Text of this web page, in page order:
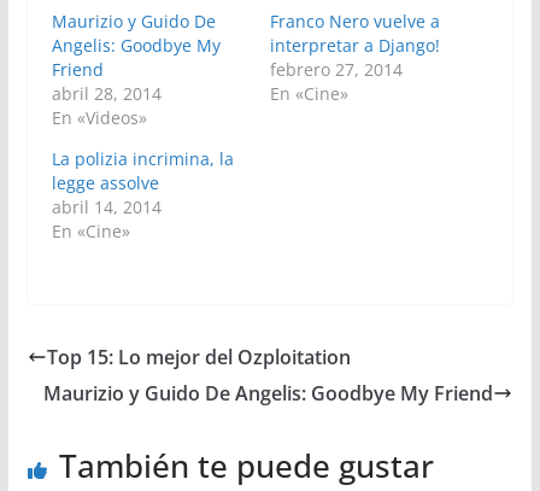
Maurizio y Guido De
Angelis: Goodbye My
Friend
abril 28, 2014
En «Videos»
Franco Nero vuelve a
interpretar a Django!
febrero 27, 2014
En «Cine»
La polizia incrimina, la
legge assolve
abril 14, 2014
En «Cine»
Top 15: Lo mejor del Ozploitation
Maurizio y Guido De Angelis: Goodbye My Friend
También te puede gustar